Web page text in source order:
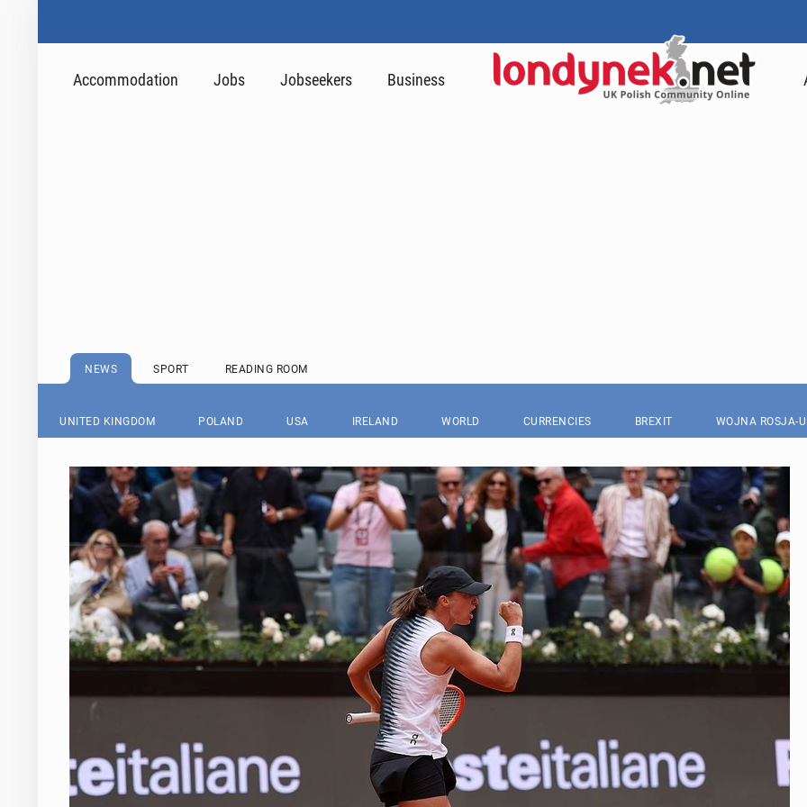
Accommodation Jobs Jobseekers Business
NEWS SPORT READING ROOM
UNITED KINGDOM POLAND USA IRELAND WORLD CURRENCIES BREXIT WOJNA ROSJA-